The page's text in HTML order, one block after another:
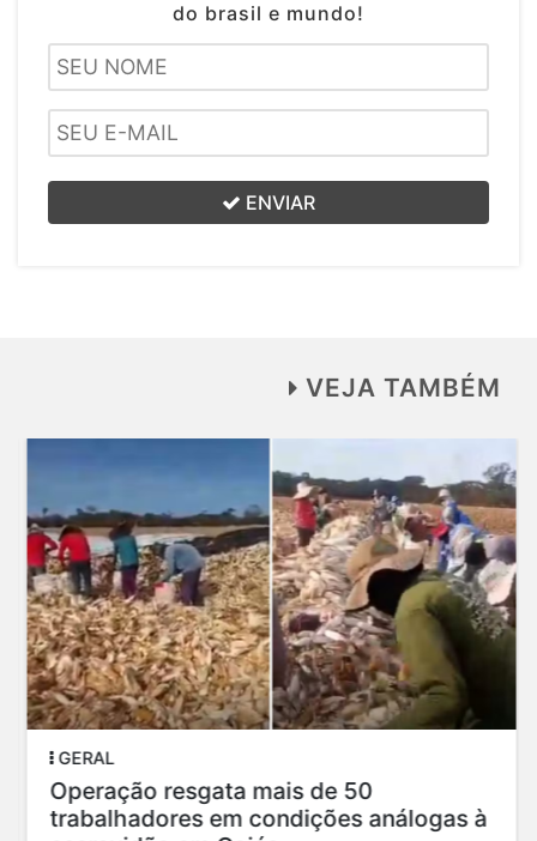
do brasil e mundo!
ENVIAR
VEJA TAMBÉM
GERAL
Operação resgata mais de 50
trabalhadores em condições análogas à